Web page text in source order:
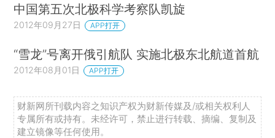
中国第五次北极科学考察队凯旋
2012年09月27日 APP打开
“雪龙”号离开俄引航队 实施北极东北航道首航
2012年08月01日 APP打开
财新网所刊载内容之知识产权为财新传媒及/或相关权利人
专属所有或持有。未经许可，禁止进行转载、摘编、复制及
建立镜像等任何使用。